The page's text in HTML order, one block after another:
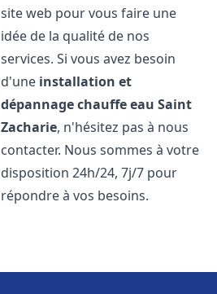
site web pour vous faire une
idée de la qualité de nos
services. Si vous avez besoin
d'une installation et
dépannage chauffe eau Saint
Zacharie, n'hésitez pas à nous
contacter. Nous sommes à votre
disposition 24h/24, 7j/7 pour
répondre à vos besoins.